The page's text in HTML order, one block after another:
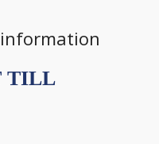
TILL